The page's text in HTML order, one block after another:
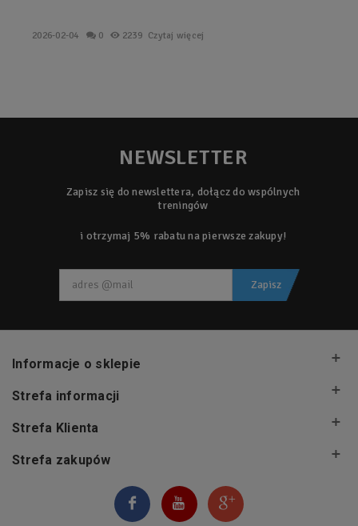
2026-02-04 0 2239 Czytaj więcej
NEWSLETTER
Zapisz się do newslettera, dołącz do wspólnych
treningów
i otrzymaj 5% rabatu na pierwsze zakupy!
Zapisz
Informacje o sklepie
Strefa informacji
Strefa Klienta
Strefa zakupów